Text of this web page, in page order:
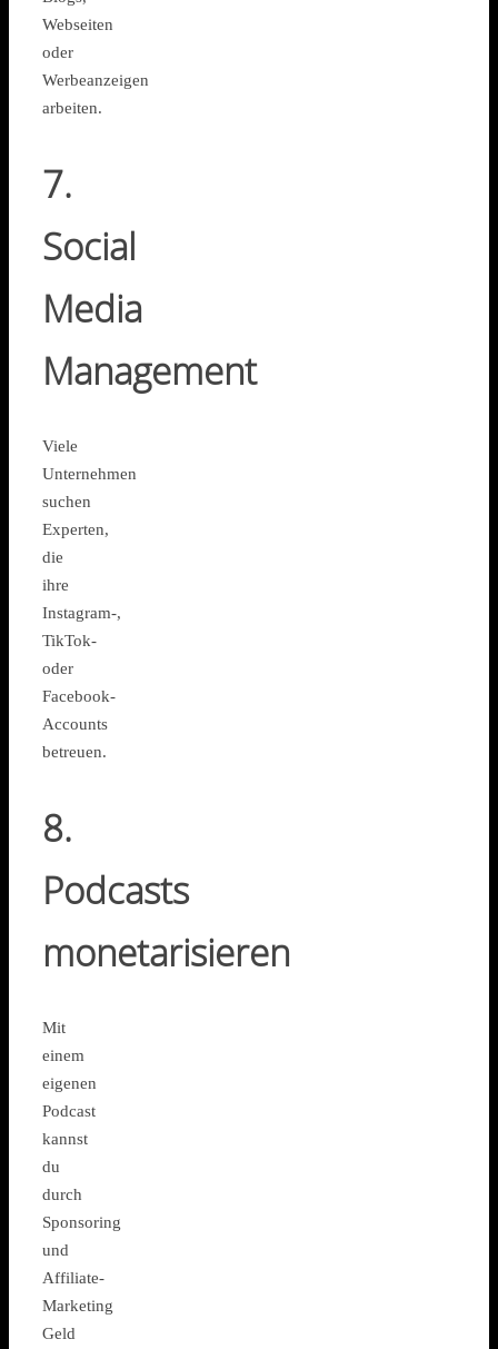
Webseiten
oder
Werbeanzeigen
arbeiten.
7.
Social
Media
Management
Viele
Unternehmen
suchen
Experten,
die
ihre
Instagram-,
TikTok-
oder
Facebook-
Accounts
betreuen.
8.
Podcasts
monetarisieren
Mit
einem
eigenen
Podcast
kannst
du
durch
Sponsoring
und
Affiliate-
Marketing
Geld